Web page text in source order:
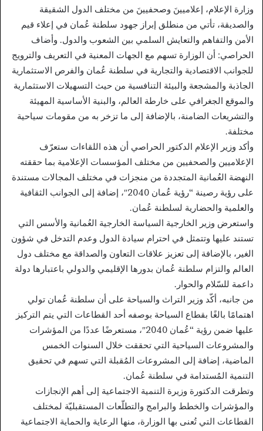
وزارة الإعلام، إعلاميينَ وصحفيينَ من مختلف الدول الشقيقة
والصديقة، تأتي من منطلق إبراز جهود سلطنة عُمان في إعلاء قيم
الأمن والتفاهم والتعايش السلمي بين الشعوب والدول. وأضاف
الحراصي: أن الوزارة تسهم مع الجهات المعنية في التعريف والترويج
للجوانب الاقتصادية والتجارية في سلطنة عُمان والفرص الاستثمارية
الجاذبة والمشجعة والبيئة التنافسية من حيث التسهيلات الاستثمارية
والموقع الجغرافي على خارطة العالم، والبنية الأساسية المهيئة
والتشريعات الضامنة، بالإضافة إلى ما تزخر به من مقومات سياحية
مختلفة.
وأكد وزير الإعلام الدكتور الحراصي أن هذه اللقاءات ستعرّف
الإعلاميين والصحفيين من مختلف المؤسسات الإعلامية بما حققته
النهضة العُمانية المتجددة من منجزات في مختلف المجالات مستندة
على رؤية رصينة “رؤية عُمان 2040″، إضافة إلى الجوانب الثقافية
والعلمية والحضارية لسلطنة عُمان.
واستعرض وزير الخارجية السياسة الخارجية العُمانية والأسس التي
تستند عليها وتتمثل في احترام سيادة الدول وعدم التدخل في شؤون
الغير، بالإضافة إلى تعزيز علاقات التعاون والصداقة مع مختلف دول
العالم والتزام سلطنة عُمان بدورها الإقليمي والدولي باعتبارها دولة
داعمة للسّلام والحوار.
من جانبه، أكّد وزير التراث والسياحة على أن سلطنة عُمان تولي
اهتمامًا بالغًا بقطاع السياحة بوصفه أحد القطاعات التي يتم التركيز
عليها ضمن رؤية “عُمان 2040″، مستعرضًا عددًا من المؤشرات
والمشروعات السياحية التي تحققت خلال السنوات الخمس
الماضية، إضافة إلى المشروعات المُقبلة التي تسهم في تحقيق
التنمية المُستدامة في سلطنة عُمان.
وتطرقت الدكتورة وزيرة التنمية الاجتماعية إلى أهم الإنجازات
والمؤشرات والخطط والبرامج والتطلّعات المستقبليّة لمختلف
القطاعات التي تُعنى بها الوزارة، منها الرعاية والحماية الاجتماعية